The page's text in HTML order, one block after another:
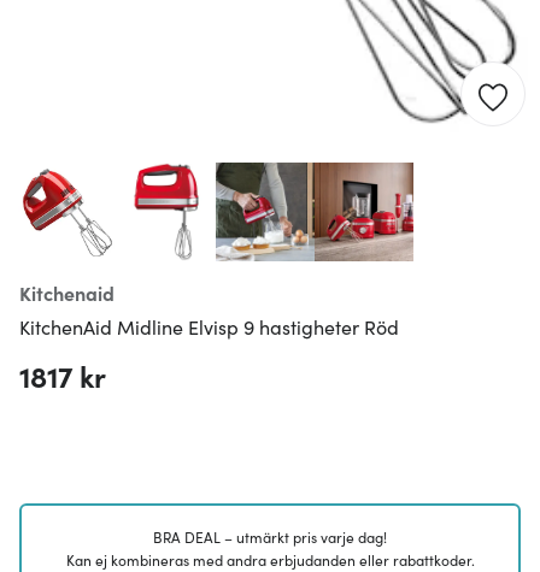
Kitchenaid
KitchenAid Midline Elvisp 9 hastigheter Röd
1817 kr
BRA DEAL – utmärkt pris varje dag!
Kan ej kombineras med andra erbjudanden eller rabattkoder.